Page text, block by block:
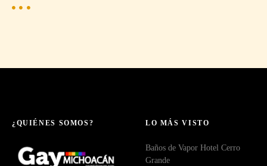
i
e¿QUIÉNES SOMOS? LO MÁS VISTO
Baños de Vapor Hotel Cerro
Grande